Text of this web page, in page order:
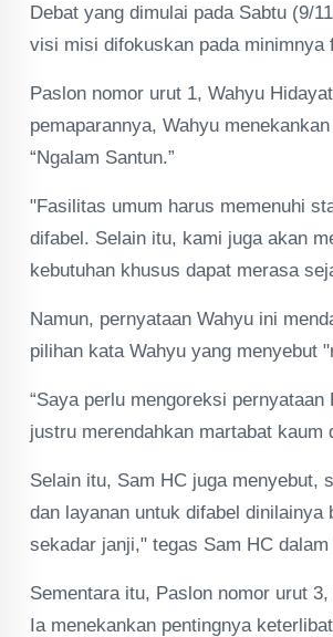
Debat yang dimulai pada Sabtu (9/
visi misi difokuskan pada minimnya
Paslon nomor urut 1, Wahyu
pemaparannya, Wahyu
“Ngalam Santun.”
"Fasilitas umum harus memenuhi
difabel. Selain itu, kami juga akan
kebutuhan khusus dapat merasa
Namun, pernyataan Wahyu ini
pilihan kata Wahyu yang menyebut
“Saya perlu mengoreksi
justru merendahkan martabat kaum
Selain itu, Sam HC juga menyebut,
dan layanan untuk difabel
sekadar janji," tegas Sam HC dalam
Sementara itu, Paslon nomor urut
Ia menekankan pentingnya